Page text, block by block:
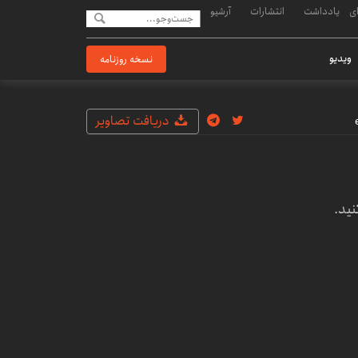
یادداشت انتشارات آرشیو
ویدیو نسخه روزنامه
دریافت تصاویر